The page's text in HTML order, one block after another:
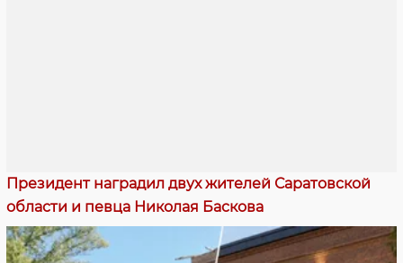
Президент наградил двух жителей Саратовской
области и певца Николая Баскова